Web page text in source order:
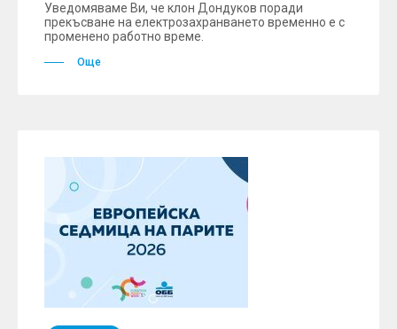
Уведомяваме Ви, че клон Дондуков поради
прекъсване на електрозахранването временно е с
променено работно време.
Още